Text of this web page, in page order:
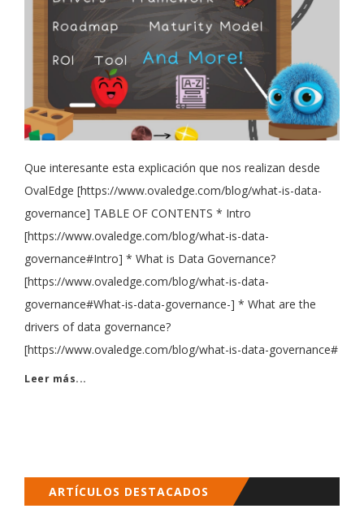
Que interesante esta explicación que nos realizan desde
OvalEdge [https://www.ovaledge.com/blog/what-is-data-
governance] TABLE OF CONTENTS * Intro
[https://www.ovaledge.com/blog/what-is-data-
governance#Intro] * What is Data Governance?
[https://www.ovaledge.com/blog/what-is-data-
governance#What-is-data-governance-] * What are the
drivers of data governance?
[https://www.ovaledge.com/blog/what-is-data-governance#
Leer más...
ARTÍCULOS DESTACADOS